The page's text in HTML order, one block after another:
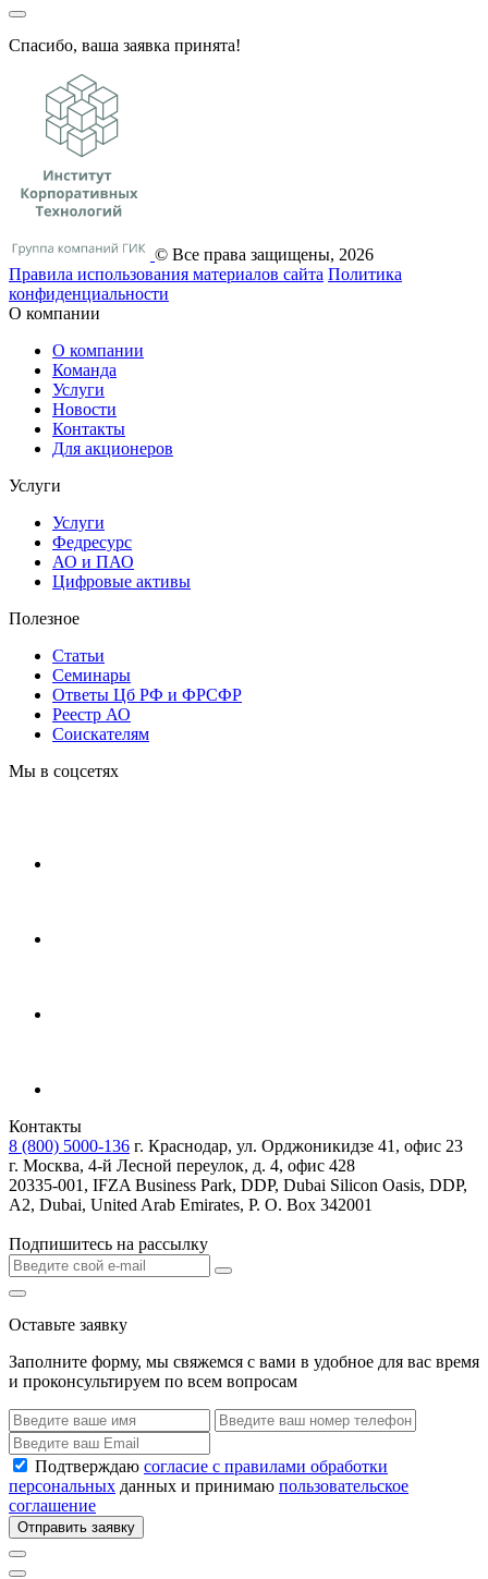
Спасибо, ваша заявка принята!
© Все права защищены, 2026
Правила использования материалов сайта Политика
конфиденциальности
О компании
О компании
Команда
Услуги
Новости
Контакты
Для акционеров
Услуги
Услуги
Федресурс
АО и ПАО
Цифровые активы
Полезное
Статьи
Cеминары
Ответы Цб РФ и ФРСФР
Реестр АО
Соискателям
Мы в соцсетях
Контакты
8 (800) 5000-136 г. Краснодар, ул. Орджоникидзе 41, офис 23
г. Москва, 4-й Лесной переулок, д. 4, офис 428
20335-001, IFZA Business Park, DDP, Dubai Silicon Oasis, DDP,
A2, Dubai, United Arab Emirates, P. O. Box 342001
Подпишитесь на рассылку
Оставьте заявку
Заполните форму, мы свяжемся с вами в удобное для вас время
и проконсультируем по всем вопросам
Подтверждаю согласие с правилами обработки
персональных данных и принимаю пользовательское
соглашение
Отправить заявку